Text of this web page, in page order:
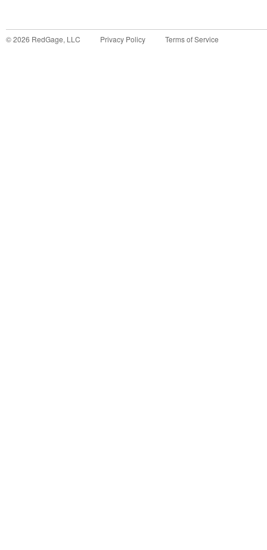
©2026 RedGage, LLC Privacy Policy Terms of Service